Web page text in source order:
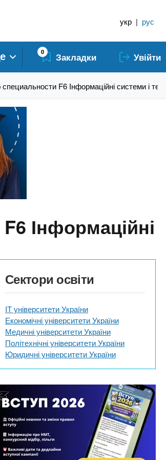
укр | рус
0 Закладки Увійти
F6 Інформаційні системи і
Інформаційні
Сектори освіти
IT університети України
Економічні університети України
Медичні університети України
Політехнічні університети України
Юридичні університети України